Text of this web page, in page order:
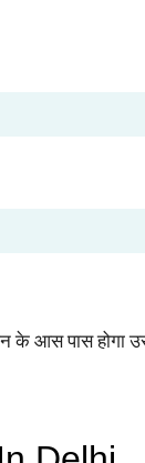
आस पास होगा